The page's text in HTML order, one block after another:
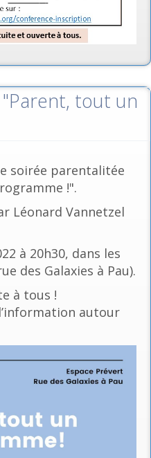
tout un
soirée parentalitée
!".
Léonard Vannetzel
à 20h30, dans les
des Galaxies à Pau).
à tous !
autour